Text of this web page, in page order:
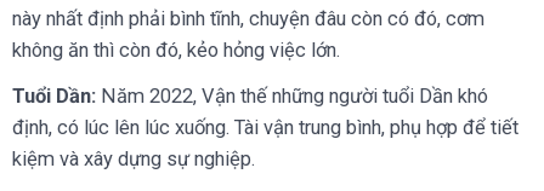
này nhất định phải bình tĩnh, chuyện đâu còn có đó, cơm
không ăn thì còn đó, kẻo hỏng việc lớn.
Tuổi Dần: Năm 2022, Vận thế những người tuổi Dần khó
định, có lúc lên lúc xuống. Tài vận trung bình, phụ hợp để tiết
kiệm và xây dựng sự nghiệp.